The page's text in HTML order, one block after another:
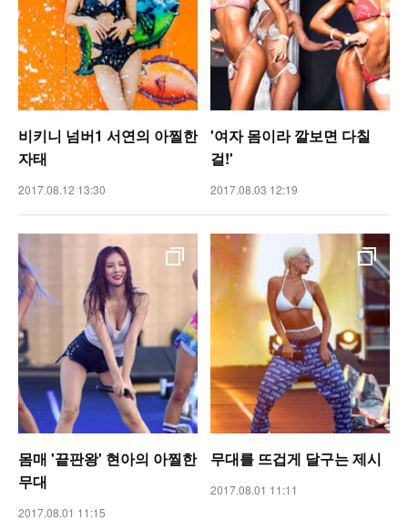
비키니 넘버1 서연의 아찔한
자태
2017.08.12 13:30
'여자 몸이라 깔보면 다칠
걸!'
2017.08.03 12:19
몸매 '끝판왕' 현아의 아찔한
무대
2017.08.01 11:15
무대를 뜨겁게 달구는 제시
2017.08.01 11:11